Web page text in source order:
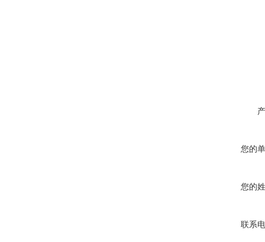
您的
您的
联系